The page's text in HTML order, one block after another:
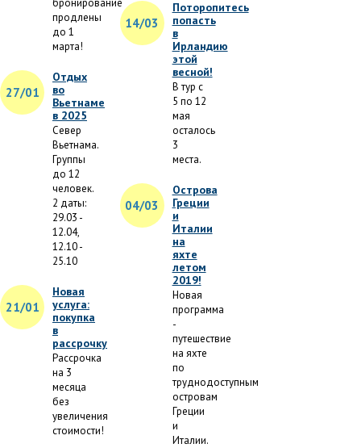
бронирование
продлены
до 1
марта!
27/01
Отдых
во
Вьетнаме
в 2025
Север
Вьетнама.
Группы
до 12
человек.
2 даты:
29.03 -
12.04,
12.10 -
25.10
21/01
Новая
услуга:
покупка
в
рассрочку
Рассрочка
на 3
месяца
без
увеличения
стоимости!
14/03
Поторопитесь
попасть
в
Ирландию
этой
весной!
В тур с
5 по 12
мая
осталось
3
места.
04/03
Острова
Греции
и
Италии
на
яхте
летом
2019!
Новая
программа
-
путешествие
на яхте
по
труднодоступным
островам
Греции
и
Италии.